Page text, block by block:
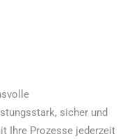
sicher und
Ihre Prozesse jederzeit